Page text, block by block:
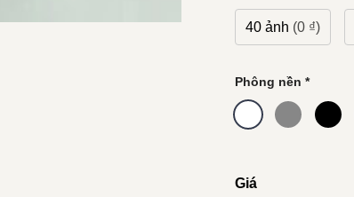
40 ảnh (0 ₫)
Phông nền *
Giá